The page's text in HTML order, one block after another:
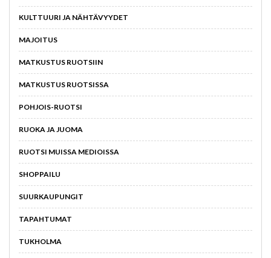
KULTTUURI JA NÄHTÄVYYDET
MAJOITUS
MATKUSTUS RUOTSIIN
MATKUSTUS RUOTSISSA
POHJOIS-RUOTSI
RUOKA JA JUOMA
RUOTSI MUISSA MEDIOISSA
SHOPPAILU
SUURKAUPUNGIT
TAPAHTUMAT
TUKHOLMA